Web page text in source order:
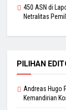
450 ASN di
Netralitas
PILIHAN
Andreas Hugo
Kemandirian